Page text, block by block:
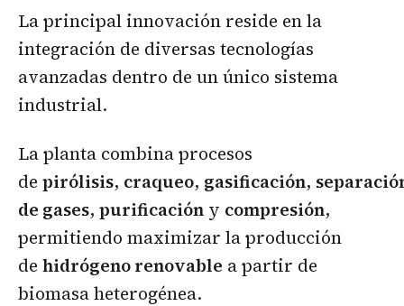
La principal innovación reside en la
integración de diversas tecnologías
avanzadas dentro de un único sistema
industrial.
La planta combina procesos
de pirólisis, craqueo, gasificación,
de gases, purificación y compresión,
permitiendo maximizar la producción
de hidrógeno renovable a partir de
biomasa heterogénea.